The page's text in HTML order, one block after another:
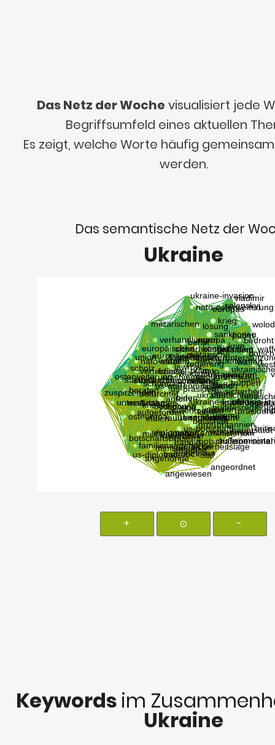
Das Netz der Woche visualisiert jede
Begriffsumfeld eines aktuellen
Es zeigt, welche Worte häufig
werden.
Das semantische Netz der
Ukraine
+ ⊙ -
Keywords im
Ukraine